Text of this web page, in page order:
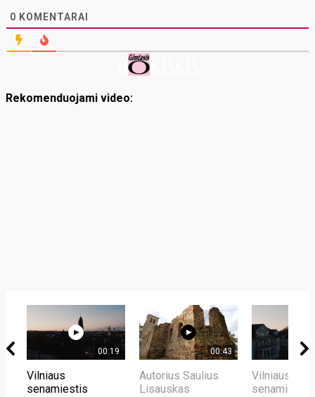
0 KOMENTARAI
Rekomenduojami video:
00:19
Vilniaus
senamiestis
00:43
Autorius Saulius
Lisauskas
Vilniaus
senamiestis